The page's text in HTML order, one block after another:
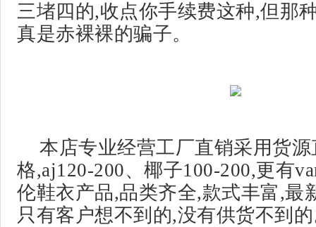
三堵四的,收点你手续费这种,但那
真是赤裸裸的骗子。
本店专业经营工厂直销采用货
格,aj120-200、椰子100-200,更有
伦鞋衣产品,品类齐全,款式丰富,最
只有客户想不到的,没有供货不到